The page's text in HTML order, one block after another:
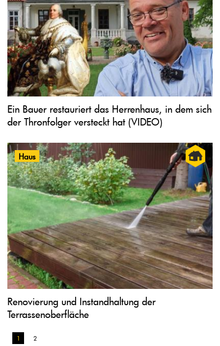
Ein Bauer restauriert das Herrenhaus, in dem sich
der Thronfolger versteckt hat (VIDEO)
Haus
Renovierung und Instandhaltung der
Terrassenoberfläche
1 2